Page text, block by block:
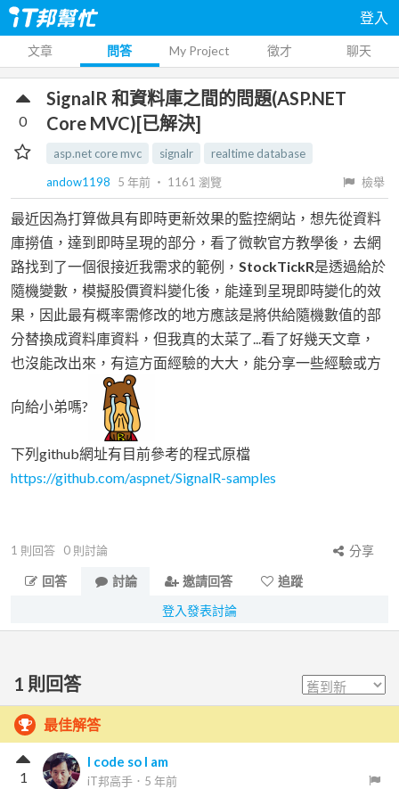
登入
文章 問答 My Project 徵才 聊天
SignalR 和資料庫之間的問題(ASP.NET
Core MVC)[已解決]
asp.net core mvc signalr
realtime database
andow1198
5 年前 ‧ 1161 瀏覽 檢舉
0
最近因為打算做具有即時更新效果的監控網站，想先從資料
庫撈值，達到即時呈現的部分，看了微軟官方教學後，去網
路找到了一個很接近我需求的範例， StockTickR是透過給於
隨機變數，模擬股價資料變化後，能達到呈現即時變化的效
果，因此最有概率需修改的地方應該是將供給隨機數值的部
分替換成資料庫資料，但我真的太菜了...看了好幾天文章，
也沒能改出來，有這方面經驗的大大，能分享一些經驗或方
向給小弟嗎?
下列github網址有目前參考的程式原檔
https://github.com/aspnet/SignalR-samples
1 則回答 0 則討論
分享
回答
討論 邀請回答
追蹤
登入發表討論
1 則回答
最佳解答
I code so I am
iT邦高手 ． 5 年前
1